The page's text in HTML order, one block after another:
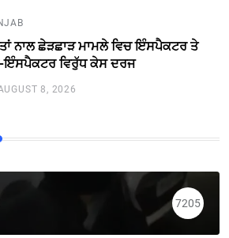
ਨਾਲ ਛੇੜਛਾੜ ਮਾਮਲੇ ਵਿਚ ਇੰਸਪੈਕਟਰ ਤੇ
ਇੰਸਪੈਕਟਰ ਵਿਰੁੱਧ ਕੇਸ ਦਰਜ
8, 2026
7205